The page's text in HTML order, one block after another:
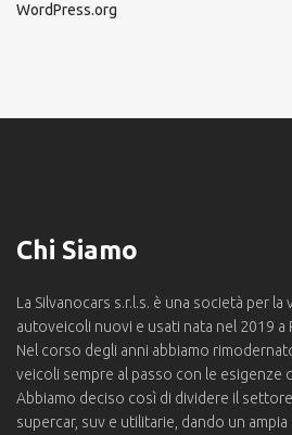
WordPress.org
Chi Siamo
La Silvanocars s.r.l.s. è una società per
autoveicoli nuovi e usati nata nel 2019 a
Nel corso degli anni abbiamo
veicoli sempre al passo con le esigenze
Abbiamo deciso così di dividere il
supercar, suv e utilitarie, dando un